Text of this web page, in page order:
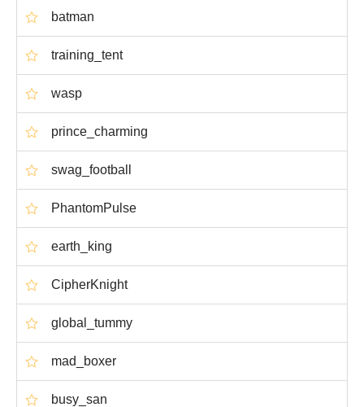
batman
training_tent
wasp
prince_charming
swag_football
PhantomPulse
earth_king
CipherKnight
global_tummy
mad_boxer
busy_san